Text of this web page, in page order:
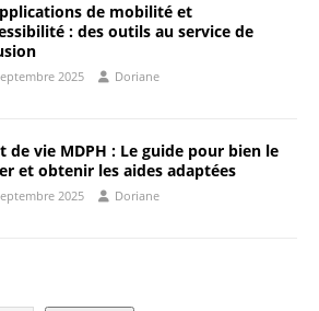
de mobilité et
: des outils au service de
2025 Doriane
de vie MDPH : Le guide pour bien le
et obtenir les aides adaptées
2025 Doriane